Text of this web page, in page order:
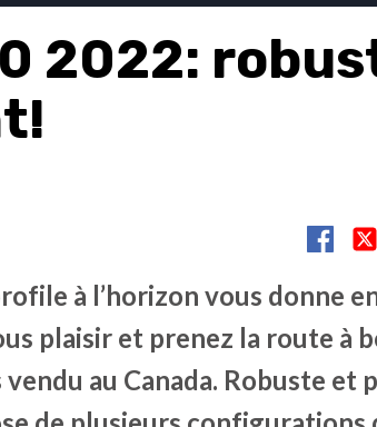
2022:
à l’horizon vous donne
plaisir et prenez la route à
au Canada. Robuste et